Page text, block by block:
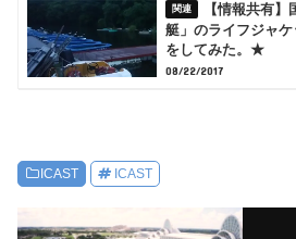
【情報共有
艇」のライフジャ
をしてみた。★
08/22/2017
ICAST ICAST